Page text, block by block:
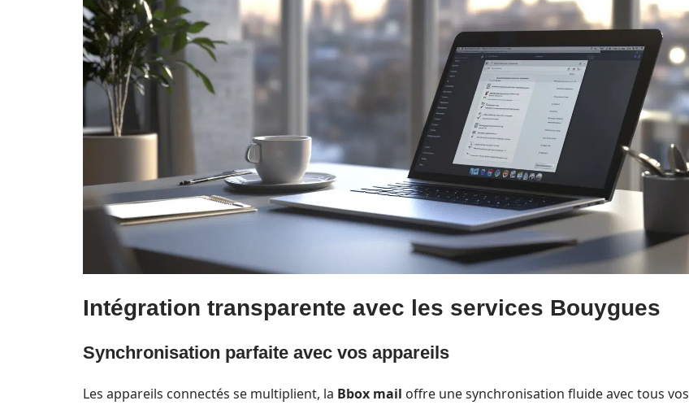
Intégration transparente avec les services Bouygues
Synchronisation parfaite avec vos appareils
Les appareils connectés se multiplient, la Bbox mail offre une synchronisation fluide avec tous vos